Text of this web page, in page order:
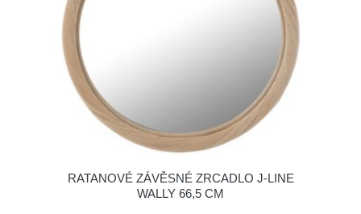
RATANOVÉ ZÁVĚSNÉ ZRCADLO J-LINE
WALLY 66,5 CM